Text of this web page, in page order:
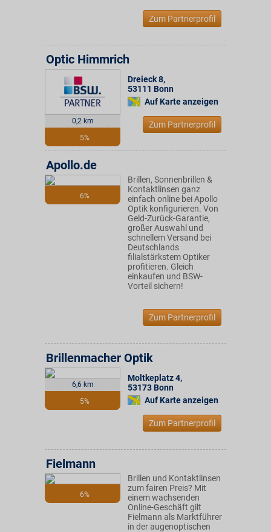
Zum Partnerprofil
0,2 km
5%
Optic Himmrich
Dreieck 8,
53111 Bonn
Auf Karte anzeigen
Zum Partnerprofil
6%
Apollo.de
Brillen, Sonnenbrillen &
Kontaktlinsen ganz
einfach online bei Apollo
Optik konfigurieren. Von
Geld-Zurück-Garantie,
großer Auswahl und
schnellem Versand bei
Deutschlands
filialstärkstem Optiker
profitieren. Gleich
einkaufen und BSW-
Vorteil sichern!
Zum Partnerprofil
6,6 km
5%
Brillenmacher Optik
Moltkeplatz 4,
53173 Bonn
Auf Karte anzeigen
Zum Partnerprofil
6%
Fielmann
Brillen und Kontaktlinsen
zum fairen Preis? Mit
einem wachsenden
Online-Geschäft gilt
Fielmann als Marktführer
in der augenoptischen